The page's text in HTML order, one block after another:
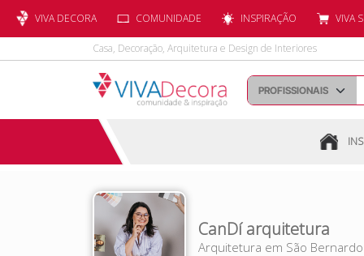
VIVA DECORA COMUNIDADE INSPIRAÇÃO VIVA
Casa, Decoração, Arquitetura e Design de Interiores
CanDí arquitetura
Arquitetura em São